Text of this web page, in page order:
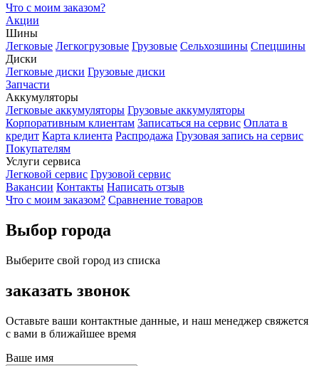
Что с моим заказом?
Акции
Шины
Легковые Легкогрузовые Грузовые Сельхозшины Спецшины
Диски
Легковые диски Грузовые диски
Запчасти
Аккумуляторы
Легковые аккумуляторы Грузовые аккумуляторы
Корпоративным клиентам Записаться на сервис Оплата в
кредит Карта клиента Распродажа Грузовая запись на сервис
Покупателям
Услуги сервиса
Легковой сервис Грузовой сервис
Вакансии Контакты Написать отзыв
Что с моим заказом? Сравнение товаров
Выбор города
Выберите свой город из списка
заказать звонок
Оставьте ваши контактные данные, и наш менеджер свяжется
с вами в ближайшее время
Ваше имя